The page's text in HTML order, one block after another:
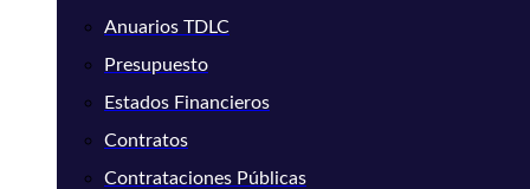
Anuarios TDLC
Presupuesto
Estados Financieros
Contratos
Contrataciones Públicas